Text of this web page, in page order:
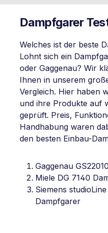
Dampfgarer
Welches ist der beste
Lohnt sich ein
oder Gaggenau? Wir
Ihnen in unserem
Vergleich. Hier haben
und ihre Produkte auf
geprüft. Preis,
Handhabung waren
den besten Einbau-
Gaggenau
Miele DG 7140
Siemens studioLine
Dampfgarer